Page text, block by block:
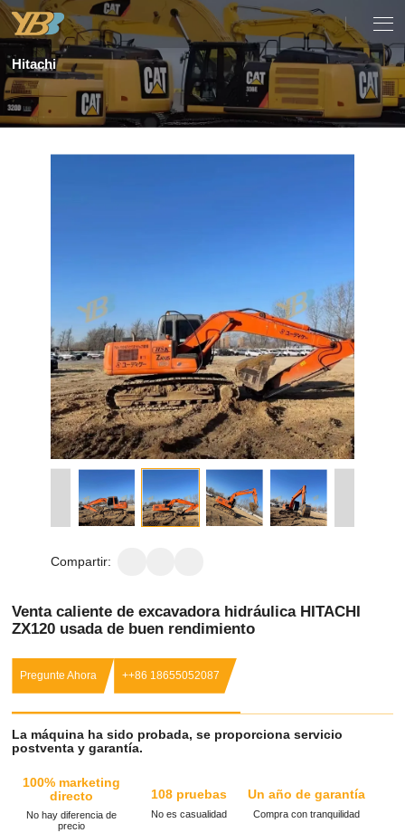
Hitachi
Compartir:
Venta caliente de excavadora hidráulica HITACHI
ZX120 usada de buen rendimiento
Pregunte Ahora ++86 18655052087
La máquina ha sido probada, se proporciona servicio
postventa y garantía.
100% marketing
directo
No hay diferencia de
precio
108 pruebas
No es casualidad
Un año de garantía
Compra con tranquilidad